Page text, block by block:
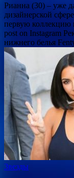
Рианна (30) – уже
дизайнерской
первую коллекцию
post on Instagram
нижнего белья
Звезды